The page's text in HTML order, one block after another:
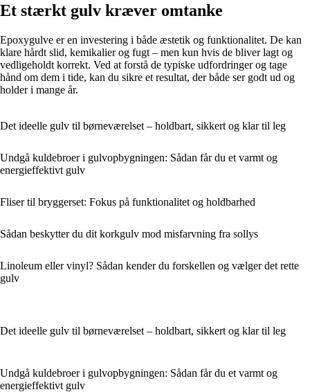
Et stærkt gulv kræver omtanke
Epoxygulve er en investering i både æstetik og funktionalitet. De kan
klare hårdt slid, kemikalier og fugt – men kun hvis de bliver lagt og
vedligeholdt korrekt. Ved at forstå de typiske udfordringer og tage
hånd om dem i tide, kan du sikre et resultat, der både ser godt ud og
holder i mange år.
Det ideelle gulv til børneværelset – holdbart, sikkert og klar til leg
Undgå kuldebroer i gulvopbygningen: Sådan får du et varmt og
energieffektivt gulv
Fliser til bryggerset: Fokus på funktionalitet og holdbarhed
Sådan beskytter du dit korkgulv mod misfarvning fra sollys
Linoleum eller vinyl? Sådan kender du forskellen og vælger det rette
gulv
Det ideelle gulv til børneværelset – holdbart, sikkert og klar til leg
Undgå kuldebroer i gulvopbygningen: Sådan får du et varmt og
energieffektivt gulv